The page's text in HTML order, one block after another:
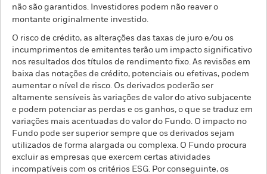
não são garantidos. Investidores podem não reaver o
montante originalmente investido.
O risco de crédito, as alterações das taxas de juro e/ou os
incumprimentos de emitentes terão um impacto significativo
nos resultados dos títulos de rendimento fixo. As revisões em
baixa das notações de crédito, potenciais ou efetivas, podem
aumentar o nível de risco. Os derivados poderão ser
altamente sensíveis às variações de valor do ativo subjacente
e podem potenciar as perdas e os ganhos, o que se traduz em
variações mais acentuadas do valor do Fundo. O impacto no
Fundo pode ser superior sempre que os derivados sejam
utilizados de forma alargada ou complexa. O Fundo procura
excluir as empresas que exercem certas atividades
incompatíveis com os critérios ESG. Por conseguinte, os